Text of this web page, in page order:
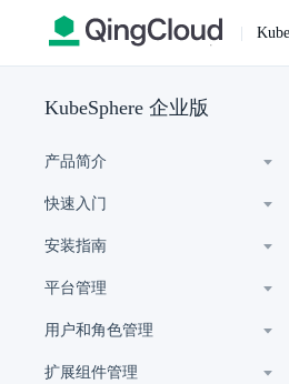
|
KubeSphere 企业版
产品简介
快速入门
安装指南
平台管理
用户和角色管理
扩展组件管理